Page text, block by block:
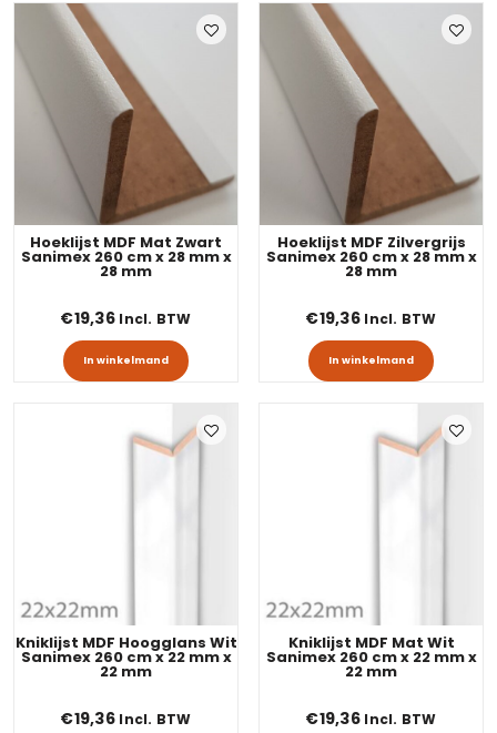
Hoeklijst MDF Mat Zwart
Sanimex 260 cm x 28 mm x
28 mm
€19,36 Incl. BTW
In winkelmand
Hoeklijst MDF Zilvergrijs
Sanimex 260 cm x 28 mm x
28 mm
€19,36 Incl. BTW
In winkelmand
Kniklijst MDF Hoogglans Wit
Sanimex 260 cm x 22 mm x
22 mm
€19,36 Incl. BTW
Kniklijst MDF Mat Wit
Sanimex 260 cm x 22 mm x
22 mm
€19,36 Incl. BTW